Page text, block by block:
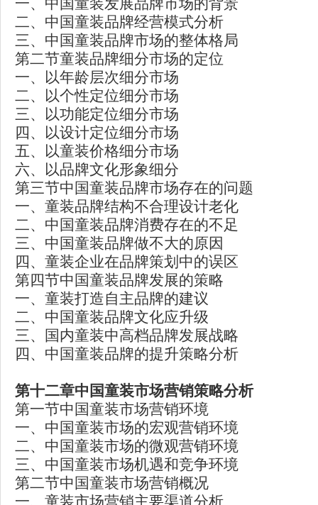
二、中国童装品牌经营模式分析
三、中国童装品牌市场的整体格局
第二节童装品牌细分市场的定位
一、以年龄层次细分市场
二、以个性定位细分市场
三、以功能定位细分市场
四、以设计定位细分市场
五、以童装价格细分市场
六、以品牌文化形象细分
第三节中国童装品牌市场存在的问题
一、童装品牌结构不合理设计老化
二、中国童装品牌消费存在的不足
三、中国童装品牌做不大的原因
四、童装企业在品牌策划中的误区
第四节中国童装品牌发展的策略
一、童装打造自主品牌的建议
二、中国童装品牌文化应升级
三、国内童装中高档品牌发展战略
四、中国童装品牌的提升策略分析
第十二章中国童装市场营销策略分析
第一节中国童装市场营销环境
一、中国童装市场的宏观营销环境
二、中国童装市场的微观营销环境
三、中国童装市场机遇和竞争环境
第二节中国童装市场营销概况
一、童装市场营销主要渠道分析